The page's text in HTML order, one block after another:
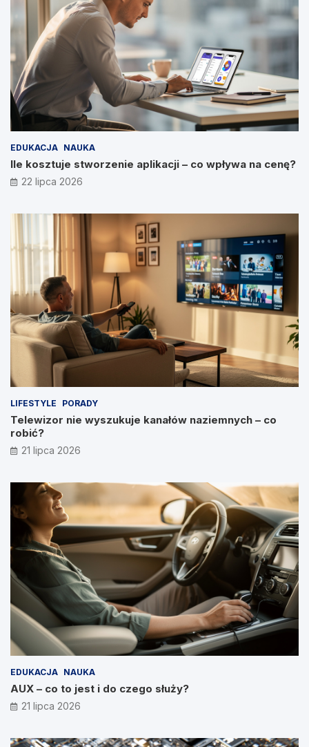
EDUKACJA NAUKA
Ile kosztuje stworzenie aplikacji – co wpływa na cenę?
22 lipca 2026
LIFESTYLE PORADY
Telewizor nie wyszukuje kanałów naziemnych – co
robić?
21 lipca 2026
EDUKACJA NAUKA
AUX – co to jest i do czego służy?
21 lipca 2026